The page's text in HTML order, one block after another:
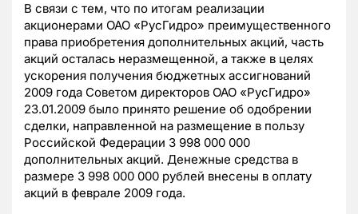
В связи с тем, что по итогам реализации
акционерами ОАО «РусГидро» преимущественного
права приобретения дополнительных акций, часть
акций осталась неразмещенной, а также в целях
ускорения получения бюджетных ассигнований
2009 года Советом директоров ОАО «РусГидро»
23.01.2009 было принято решение об одобрении
сделки, направленной на размещение в пользу
Российской Федерации 3 998 000 000
дополнительных акций. Денежные средства в
размере 3 998 000 000 рублей внесены в оплату
акций в феврале 2009 года.